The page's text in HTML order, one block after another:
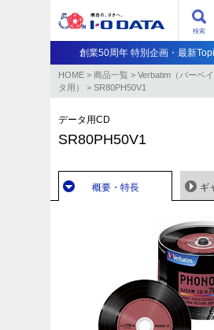
検索
創業50周年 特別企画・最新
HOME > 商品一覧 > Verbatim（バーベイ
タ用）
> SR80PH50V1
データ用CD
SR80PH50V1
概要・特長 ギ